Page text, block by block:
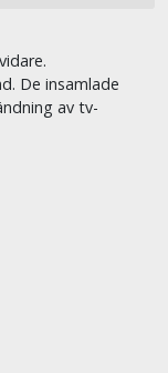
De insamlade
av tv-